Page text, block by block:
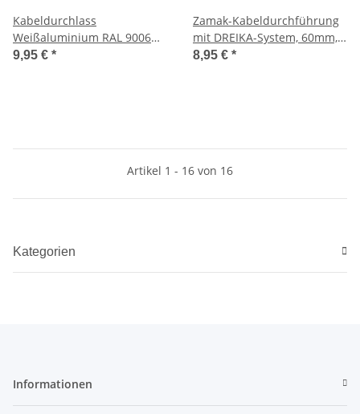
Kabeldurchlass
Weißaluminium RAL 9006
60mm
9,95 € *
Zamak-Kabeldurchführung
mit DREIKA-System, 60mm,
Chrom poliert
8,95 € *
Artikel 1 - 16 von 16
Kategorien
Informationen